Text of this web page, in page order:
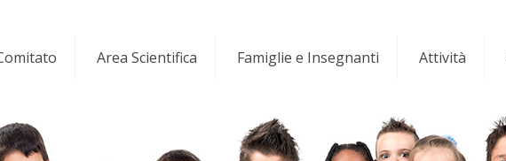
Area Scientifica Famiglie e Insegnanti Attività